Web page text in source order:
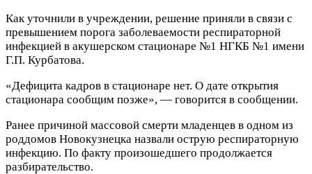
Как уточнили в учреждении, решение приняли в связи с
превышением порога заболеваемости респираторной
инфекцией в акушерском стационаре №1 НГКБ №1 имени
Г.П. Курбатова.
«Дефицита кадров в стационаре нет. О дате открытия
стационара сообщим позже», — говорится в сообщении.
Ранее причиной массовой смерти младенцев в одном из
роддомов Новокузнецка назвали острую респираторную
инфекцию. По факту произошедшего продолжается
разбирательство.